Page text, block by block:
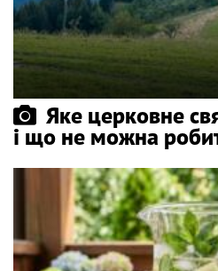
Яке церковне
і що не можна